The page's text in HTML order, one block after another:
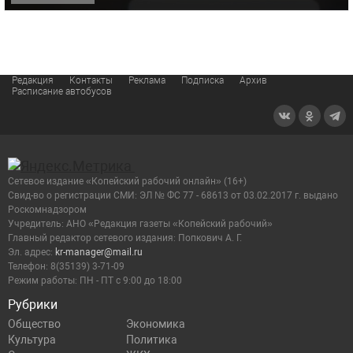
Редакция Контакты Реклама Подписка
Архив
Расписание автобусов
Рубрики
Общество
Экономика
Культура
Политика
Сетевое издание «Копейский рабочий онлайн» (16+)
Cвид-во о регистрации СМИ: ЭЛ № ФС 77 - 68613 от 03.02.2017 г. выдано
Роскомнадзором
Учредитель: АНО «Редакция газеты «Копейский рабочий»
Главный редактор сетевого издания: Попкович А. Г.
Эл. адрес: kr-manager@mail.ru
Телефон: 8(35139) 3-71-09
Режим работы: ПН - ПТ с 9:00 до 18:00